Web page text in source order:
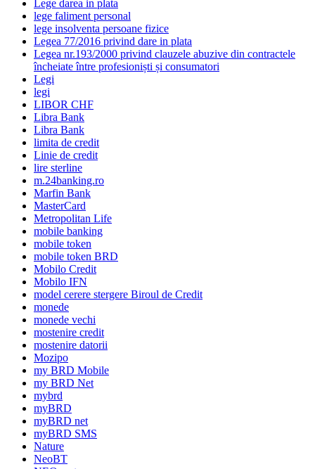
Lege darea in plata
lege faliment personal
lege insolventa persoane fizice
Legea 77/2016 privind dare in plata
Legea nr.193/2000 privind clauzele abuzive din contractele
încheiate între profesioniști și consumatori
Legi
legi
LIBOR CHF
Libra Bank
Libra Bank
limita de credit
Linie de credit
lire sterline
m.24banking.ro
Marfin Bank
MasterCard
Metropolitan Life
mobile banking
mobile token
mobile token BRD
Mobilo Credit
Mobilo IFN
model cerere stergere Biroul de Credit
monede
monede vechi
mostenire credit
mostenire datorii
Mozipo
my BRD Mobile
my BRD Net
mybrd
myBRD
myBRD net
myBRD SMS
Nature
NeoBT